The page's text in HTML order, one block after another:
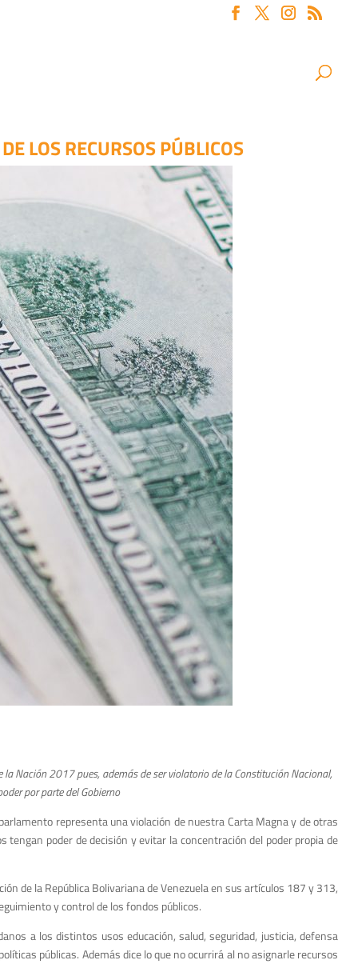
LOS RECURSOS PÚBLICOS
Nación 2017 pues, además de ser violatorio de la Constitución Nacional,
por parte del Gobierno
representa una violación de nuestra Carta Magna y de otras
poder de decisión y evitar la concentración del poder propia de
de la República Bolivariana de Venezuela en sus artículos 187 y 313,
y control de los fondos públicos.
a los distintos usos educación, salud, seguridad, justicia, defensa
públicas. Además dice lo que no ocurrirá al no asignarle recursos